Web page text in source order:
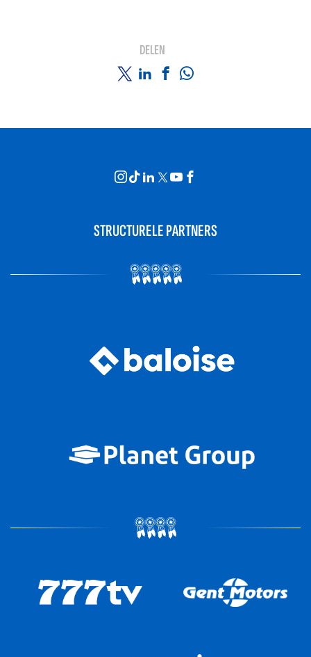
DELEN
STRUCTURELE PARTNERS